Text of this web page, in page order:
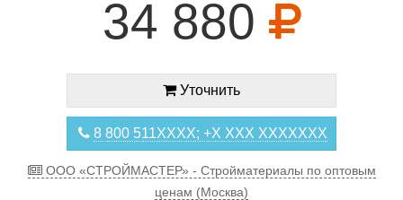
34 880
Уточнить
8 800 511XXXX; +X XXX XXXXXXX
ООО «СТРОЙМАСТЕР» - Стройматериалы по оптовым
ценам (Москва)